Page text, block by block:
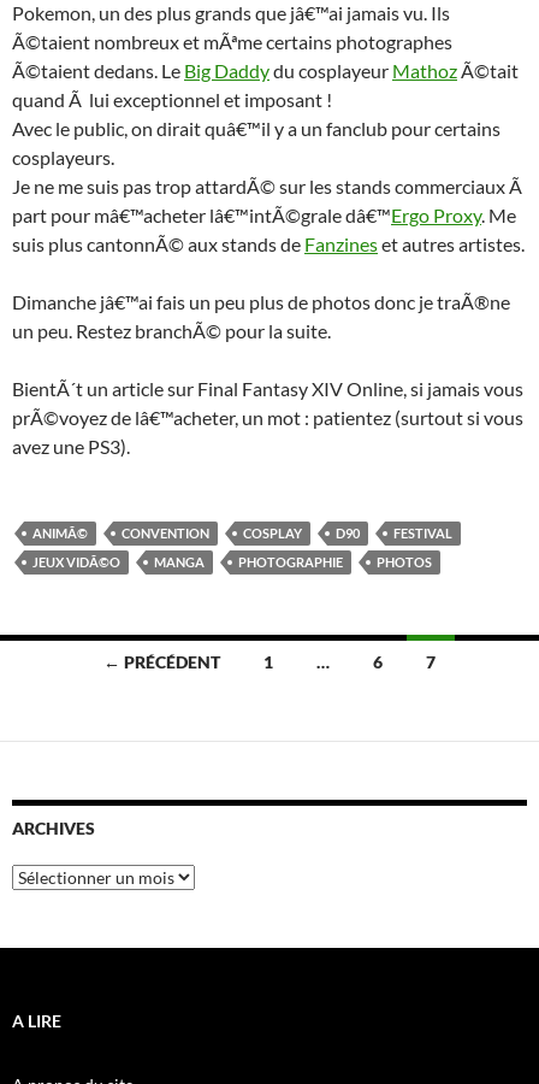
Pokemon, un des plus grands que jâ€™ai jamais vu. Ils
Ã©taient nombreux et mÃªme certains photographes
Ã©taient dedans. Le Big Daddydu cosplayeur MathozÃ©tait
quand Ã lui exceptionnel et imposant !
Avec le public, on dirait quâ€™il y a un fanclub pour certains
cosplayeurs.
Je ne me suis pas trop attardÃ© sur les stands commerciaux Ã
part pour mâ€™acheter lâ€™intÃ©grale dâ€™Ergo Proxy. Me
suis plus cantonnÃ© aux stands de Fanzineset autres artistes.
Dimanche jâ€™ai fais un peu plus de photos donc je traÃ®ne
un peu. Restez branchÃ© pour la suite.
BientÃ´t un article sur Final Fantasy XIV Online, si jamais vous
prÃ©voyez de lâ€™acheter, un mot : patientez (surtout si vous
avez une PS3).
ANIMÃ© CONVENTION COSPLAY D90
FESTIVAL
JEUX VIDÃ©O
MANGA PHOTOGRAPHIE PHOTOS
Navigation
articles
← PRÉCÉDENT 1 … 6 7
ARCHIVES
Archives
A LIRE